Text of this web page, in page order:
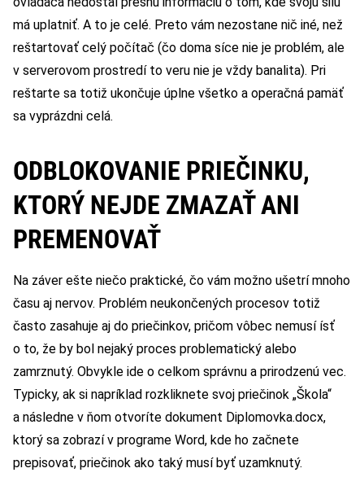
má uplatniť. A to je celé. Preto vám nezostane nič iné, než
reštartovať celý počítač (čo doma síce nie je problém, ale
v serverovom prostredí to veru nie je vždy banalita). Pri
reštarte sa totiž ukončuje úplne všetko a operačná pamäť
sa vyprázdni celá.
ODBLOKOVANIE PRIEČINKU,
KTORÝ NEJDE ZMAZAŤ ANI
PREMENOVAŤ
Na záver ešte niečo praktické, čo vám možno ušetrí mnoho
času aj nervov. Problém neukončených procesov totiž
často zasahuje aj do priečinkov, pričom vôbec nemusí ísť
o to, že by bol nejaký proces problematický alebo
zamrznutý. Obvykle ide o celkom správnu a prirodzenú vec.
Typicky, ak si napríklad rozkliknete svoj priečinok „Škola“
a následne v ňom otvoríte dokument Diplomovka.docx,
ktorý sa zobrazí v programe Word, kde ho začnete
prepisovať, priečinok ako taký musí byť uzamknutý.